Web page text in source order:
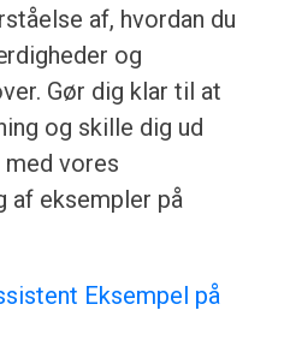
af, hvordan du
og
Gør dig klar til at
og skille dig ud
vores
af eksempler på
Eksempel på